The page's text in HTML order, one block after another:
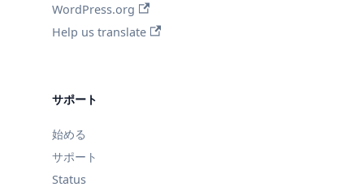
WordPress.org
Help us translate
サポート
始める
サポート
Status